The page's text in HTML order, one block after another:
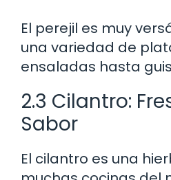
El perejil es muy
una variedad de
ensaladas hasta
2.3 Cilantro:
Sabor
El cilantro es una